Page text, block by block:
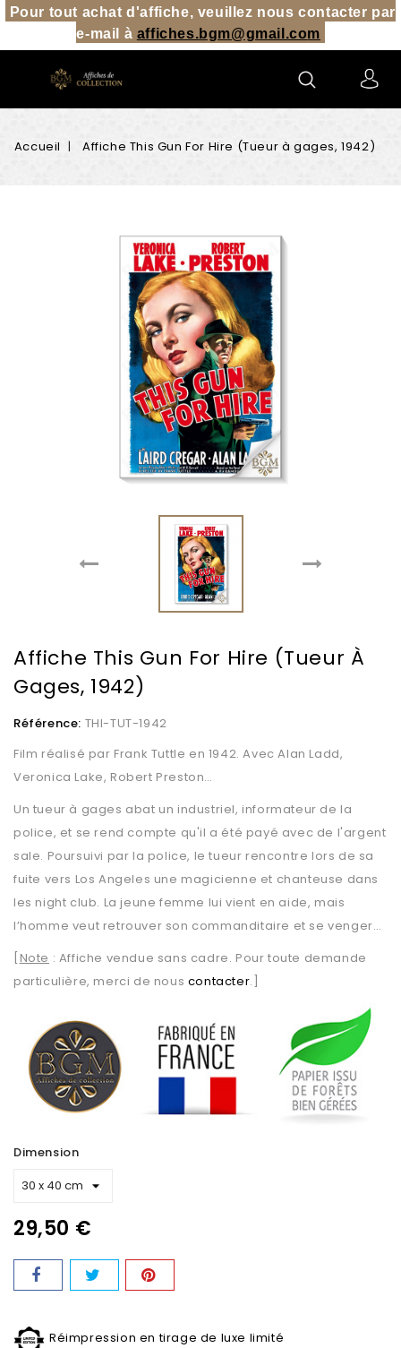
Pour tout achat d'affiche, veuillez nous contacter par
e-mail à affiches.bgm@gmail.com
Accueil Affiche This Gun For Hire (Tueur à gages, 1942)
Affiche This Gun For Hire (Tueur À
Gages, 1942)
Référence: THI-TUT-1942
Film réalisé par Frank Tuttle en 1942. Avec Alan Ladd,
Veronica Lake, Robert Preston…
Un tueur à gages abat un industriel, informateur de la
police, et se rend compte qu'il a été payé avec de l'argent
sale. Poursuivi par la police, le tueur rencontre lors de sa
fuite vers Los Angeles une magicienne et chanteuse dans
les night club. La jeune femme lui vient en aide, mais
l’homme veut retrouver son commanditaire et se venger…
[Note : Affiche vendue sans cadre. Pour toute demande
particulière, merci de nous contacter.]
Dimension
29,50 €
Réimpression en tirage de luxe limité